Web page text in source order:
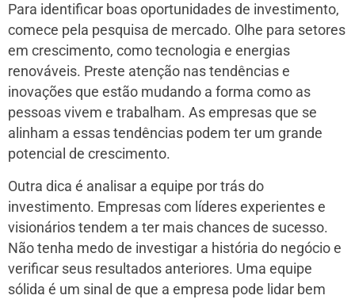
Para identificar boas oportunidades de investimento,
comece pela pesquisa de mercado. Olhe para setores
em crescimento, como tecnologia e energias
renováveis. Preste atenção nas tendências e
inovações que estão mudando a forma como as
pessoas vivem e trabalham. As empresas que se
alinham a essas tendências podem ter um grande
potencial de crescimento.
Outra dica é analisar a equipe por trás do
investimento. Empresas com líderes experientes e
visionários tendem a ter mais chances de sucesso.
Não tenha medo de investigar a história do negócio e
verificar seus resultados anteriores. Uma equipe
sólida é um sinal de que a empresa pode lidar bem